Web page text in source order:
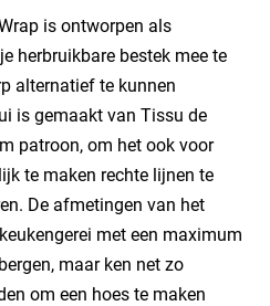
is ontworpen als
herbruikbare bestek mee te
alternatief te kunnen
is gemaakt van Tissu de
patroon, om het ook voor
te maken rechte lijnen te
De afmetingen van het
met een maximum
maar ken net zo
om een hoes te maken